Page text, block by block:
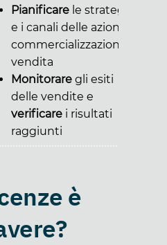
Pianificare le strategie
e i canali delle azioni di
commercializzazione e
vendita
Monitorare gli esiti
delle vendite e
verificare i risultati
raggiunti
è